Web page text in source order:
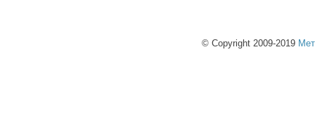
© Copyright 2009-2019